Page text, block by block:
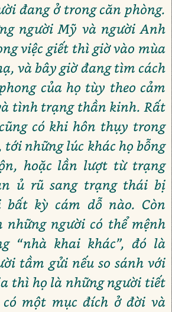
đang ở trong căn phòng.
người Mỹ và người Anh
việc giết thì giờ vào mùa
và bây giờ đang tìm cách
của họ tùy theo cảm
tình trạng thần kinh. Rất
có khi hôn thụy trong
tới những lúc khác họ bỗng
hoặc lần lượt từ trạng
ủ rũ sang trạng thái bị
bất kỳ cám dỗ nào. Còn
những người có thể mệnh
“nhà khai khác”, đó là
tầm gửi nếu so sánh với
thì họ là những người tiết
một mục đích ở đời và